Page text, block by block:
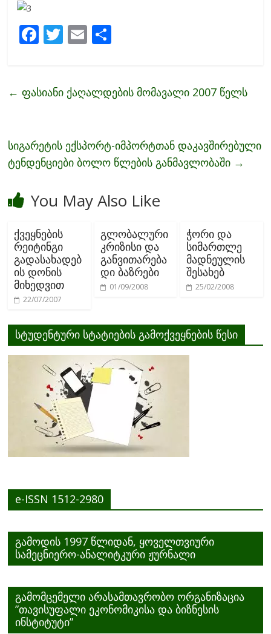
F
b
k
T
er
E
l e
← ფასიანი ქაღალდების მომავალი 2007 წელს
სიგარეტის ექსპორტ-იმპორტთან დაკავშირებული
ტენდენციები ბოლო წლების განმავლობაში →
You May Also Like
ქვეყნების
რეიტინგი
გადასახადებ
ის დონის
მიხედვით
22/07/2007
გლობალური
კრიზისი და
განვითარება
დი ბაზრები
01/09/2008
ჭორი და
სიმართლე
მადნეულის
შესახებ
25/02/2008
სტუდენტური სტატიების გამოქვეყნების წესი
e-ISSN 1512-2980
გამოდის 1997 წლიდან, ყოველთვიური
სამეცნიერო-ანალიტკური ჟურნალი
გამომცემელი არასამთავრობო ორგანიზაცია
”თავისუფალი ეკონომიკისა და ბიზნესის
ინსტიტუტი”